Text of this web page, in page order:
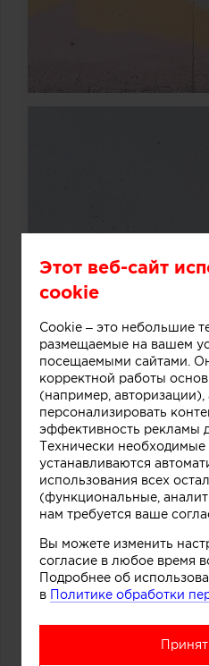
Этот веб-сайт
cookie
Cookie – это небольшие
размещаемые на вашем
посещаемыми сайтами.
корректной работы
(например,
персонализировать
эффективность рекламы
Технически необходимые
устанавливаются
использования всех
(функциональные,
нам требуется ваше
Вы можете изменить
согласие в любое время
Подробнее об
в Политике обработки